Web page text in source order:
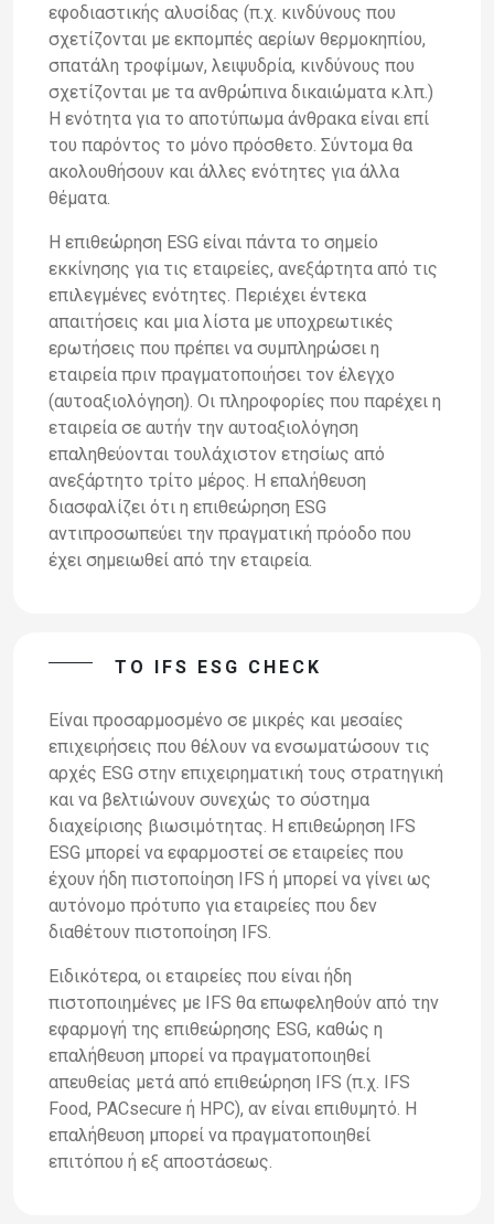
εφοδιαστικής αλυσίδας (π.χ. κινδύνους που
σχετίζονται με εκπομπές αερίων θερμοκηπίου,
σπατάλη τροφίμων, λειψυδρία, κινδύνους που
σχετίζονται με τα ανθρώπινα δικαιώματα κ.λπ.)
Η ενότητα για το αποτύπωμα άνθρακα είναι επί
του παρόντος το μόνο πρόσθετο. Σύντομα θα
ακολουθήσουν και άλλες ενότητες για άλλα
θέματα.
Η επιθεώρηση ESG είναι πάντα το σημείο
εκκίνησης για τις εταιρείες, ανεξάρτητα από τις
επιλεγμένες ενότητες. Περιέχει έντεκα
απαιτήσεις και μια λίστα με υποχρεωτικές
ερωτήσεις που πρέπει να συμπληρώσει η
εταιρεία πριν πραγματοποιήσει τον έλεγχο
(αυτοαξιολόγηση). Οι πληροφορίες που παρέχει η
εταιρεία σε αυτήν την αυτοαξιολόγηση
επαληθεύονται τουλάχιστον ετησίως από
ανεξάρτητο τρίτο μέρος. Η επαλήθευση
διασφαλίζει ότι η επιθεώρηση ESG
αντιπροσωπεύει την πραγματική πρόοδο που
έχει σημειωθεί από την εταιρεία.
ΤΟ IFS ESG CHECK
Είναι προσαρμοσμένο σε μικρές και μεσαίες
επιχειρήσεις που θέλουν να ενσωματώσουν τις
αρχές ESG στην επιχειρηματική τους στρατηγική
και να βελτιώνουν συνεχώς το σύστημα
διαχείρισης βιωσιμότητας. Η επιθεώρηση IFS
ESG μπορεί να εφαρμοστεί σε εταιρείες που
έχουν ήδη πιστοποίηση IFS ή μπορεί να γίνει ως
αυτόνομο πρότυπο για εταιρείες που δεν
διαθέτουν πιστοποίηση IFS.
Ειδικότερα, οι εταιρείες που είναι ήδη
πιστοποιημένες με IFS θα επωφεληθούν από την
εφαρμογή της επιθεώρησης ESG, καθώς η
επαλήθευση μπορεί να πραγματοποιηθεί
απευθείας μετά από επιθεώρηση IFS (π.χ. IFS
Food, PACsecure ή HPC), αν είναι επιθυμητό. Η
επαλήθευση μπορεί να πραγματοποιηθεί
επιτόπου ή εξ αποστάσεως.